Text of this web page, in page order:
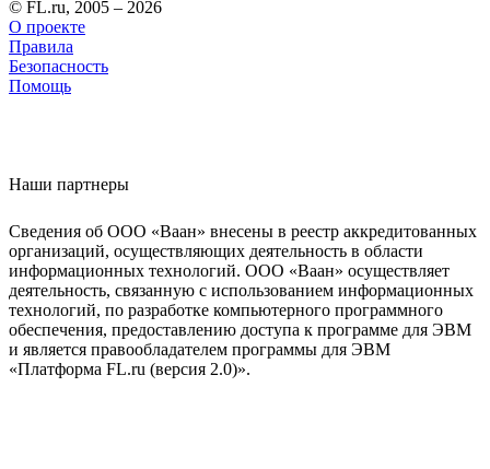
© FL.ru, 2005 – 2026
О проекте
Правила
Безопасность
Помощь
Наши партнеры
Сведения об ООО «Ваан» внесены в реестр аккредитованных
организаций, осуществляющих деятельность в области
информационных технологий. ООО «Ваан» осуществляет
деятельность, связанную с использованием информационных
технологий, по разработке компьютерного программного
обеспечения, предоставлению доступа к программе для ЭВМ
и является правообладателем программы для ЭВМ
«Платформа FL.ru (версия 2.0)».